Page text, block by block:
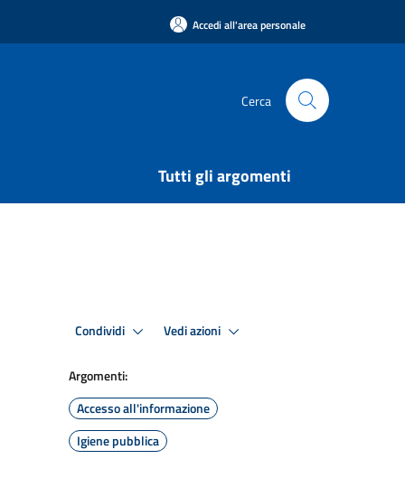
Accedi all'area personale
Cerca
Tutti gli argomenti
Condividi Vedi azioni
Argomenti:
Accesso all'informazione
Igiene pubblica